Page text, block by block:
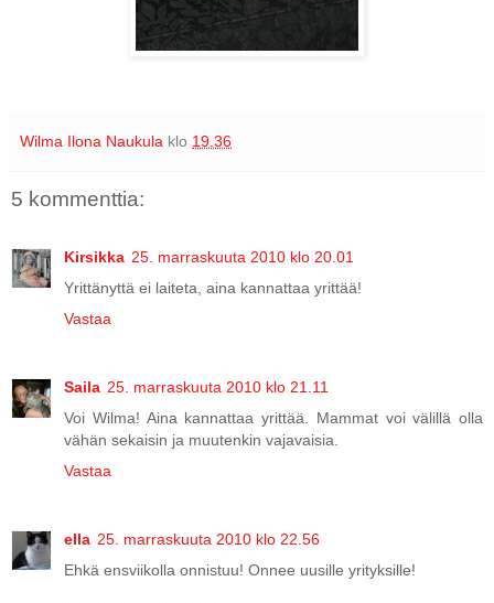
Wilma Ilona Naukula klo 19.36
5 kommenttia:
Kirsikka 25. marraskuuta 2010 klo 20.01
Yrittänyttä ei laiteta, aina kannattaa yrittää!
Vastaa
Saila 25. marraskuuta 2010 klo 21.11
Voi Wilma! Aina kannattaa yrittää. Mammat voi välillä olla
vähän sekaisin ja muutenkin vajavaisia.
Vastaa
ella 25. marraskuuta 2010 klo 22.56
Ehkä ensviikolla onnistuu! Onnee uusille yrityksille!